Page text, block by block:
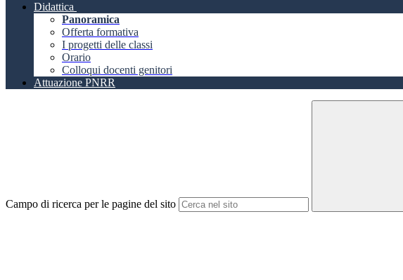
Didattica
Panoramica
Offerta formativa
I progetti delle classi
Orario
Colloqui docenti genitori
Attuazione PNRR
Campo di ricerca per le pagine del sito